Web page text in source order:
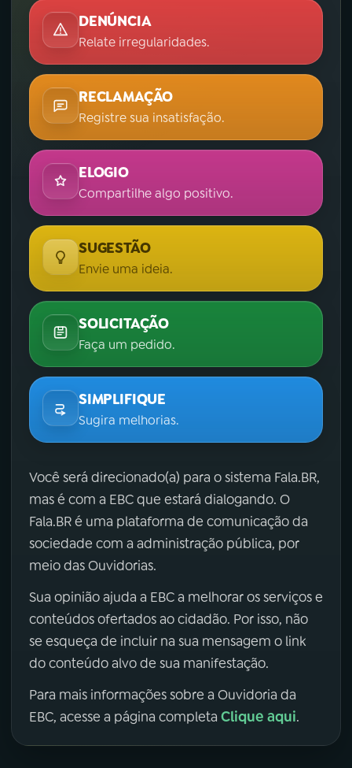
DENÚNCIA
Relate irregularidades.
RECLAMAÇÃO
Registre sua insatisfação.
ELOGIO
Compartilhe algo positivo.
SUGESTÃO
Envie uma ideia.
SOLICITAÇÃO
Faça um pedido.
SIMPLIFIQUE
Sugira melhorias.
Você será direcionado(a) para o sistema Fala.BR,
mas é com a EBC que estará dialogando. O
Fala.BR é uma plataforma de comunicação da
sociedade com a administração pública, por
meio das Ouvidorias.
Sua opinião ajuda a EBC a melhorar os serviços e
conteúdos ofertados ao cidadão. Por isso, não
se esqueça de incluir na sua mensagem o link
do conteúdo alvo de sua manifestação.
Para mais informações sobre a Ouvidoria da
EBC, acesse a página completa Clique aqui.